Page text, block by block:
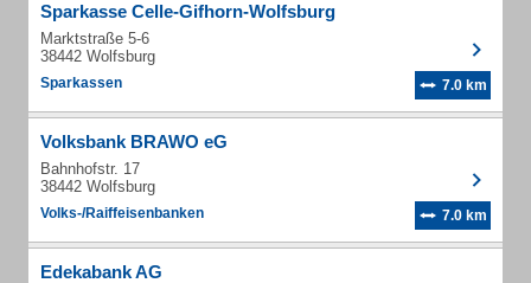
Sparkasse Celle-Gifhorn-Wolfsburg
Marktstraße 5-6
38442 Wolfsburg
Sparkassen 7.0 km
Volksbank BRAWO eG
Bahnhofstr. 17
38442 Wolfsburg
Volks-/Raiffeisenbanken 7.0 km
Edekabank AG